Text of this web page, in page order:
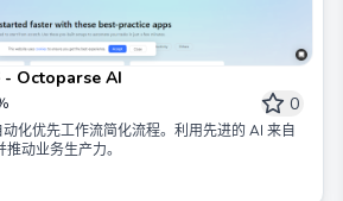
- Octoparse AI
0
化优先工作流简化流程。利用先进的 AI 来自
动业务生产力。